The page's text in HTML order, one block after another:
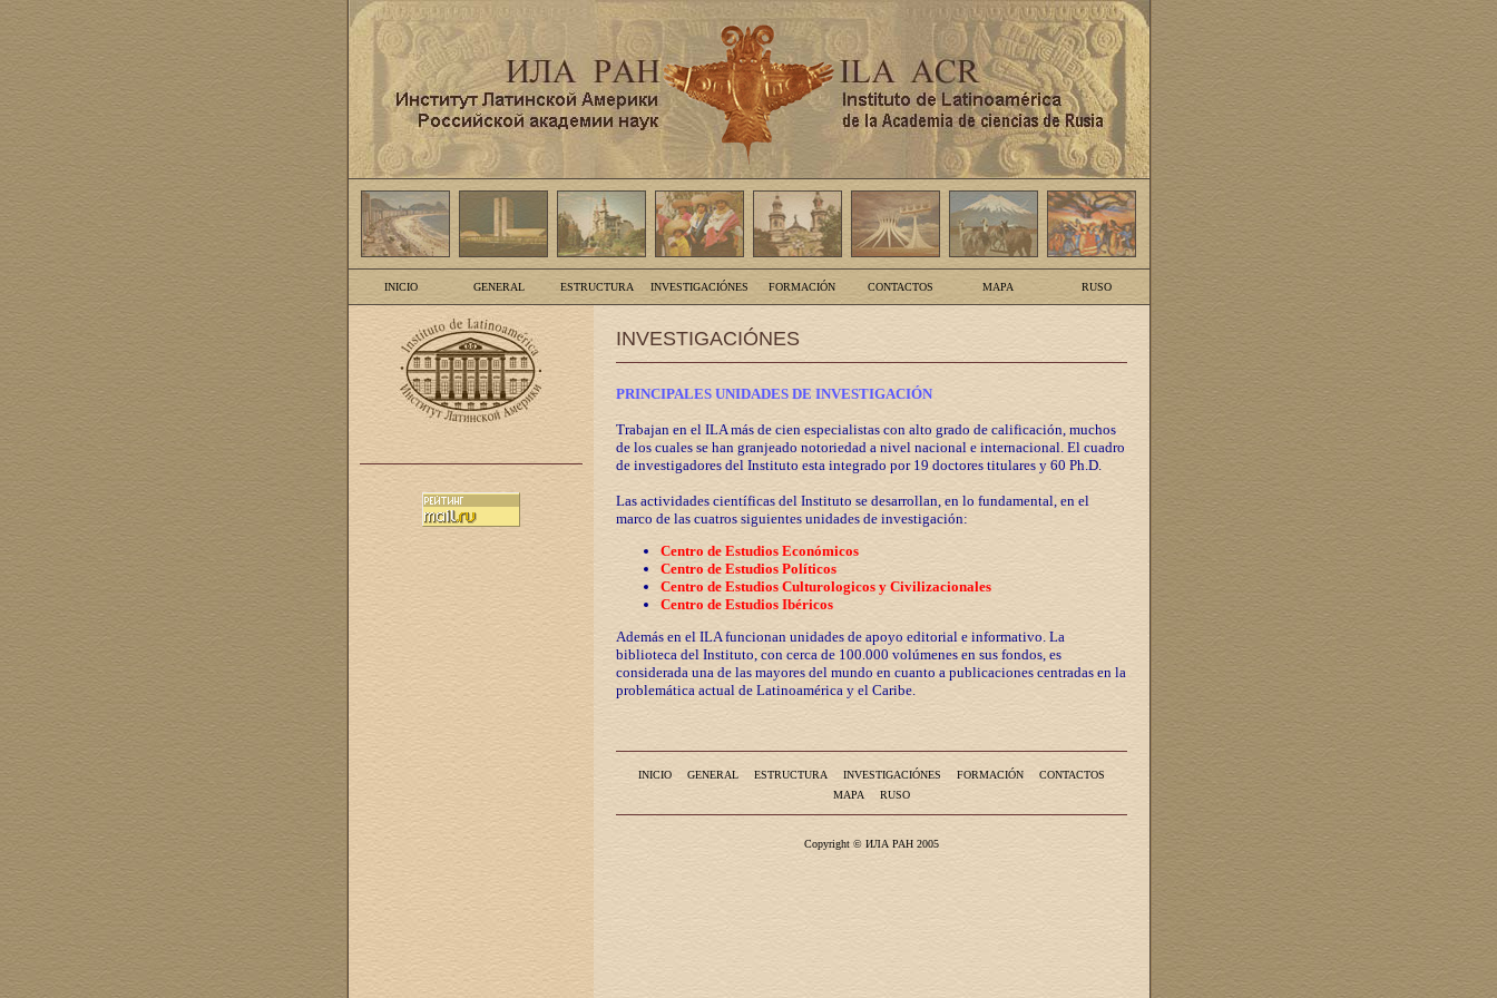
INICIO GENERAL ESTRUCTURA INVESTIGACIÓNES FORMACIÓN CONTACTOS MAPA RUSO
INVESTIGACIÓNES
PRINCIPALES UNIDADES DE INVESTIGACIÓN
Trabajan en el ILA más de cien especialistas con alto grado de calificación, muchos
de los cuales se han granjeado notoriedad a nivel nacional e internacional. El cuadro
de investigadores del Instituto esta integrado por 19 doctores titulares y 60 Ph.D.
Las actividades científicas del Instituto se desarrollan, en lo fundamental, en el
marco de las cuatros siguientes unidades de investigación:
Centro de Estudios Económicos
Centro de Estudios Políticos
Centro de Estudios Culturologicos y Civilizacionales
Centro de Estudios Ibéricos
Además en el ILA funcionan unidades de apoyo editorial e informativo. La
biblioteca del Instituto, con cerca de 100.000 volúmenes en sus fondos, es
considerada una de las mayores del mundo en cuanto a publicaciones centradas en la
problemática actual de Latinoamérica y el Caribe.
INICIO GENERAL ESTRUCTURA INVESTIGACIÓNES FORMACIÓN
CONTACTOS
MAPA
RUSO
Copyright © ИЛА РАН 2005